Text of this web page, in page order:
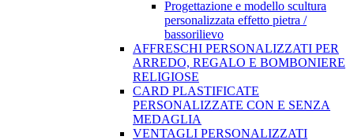
Progettazione e modello scultura
personalizzata effetto pietra /
bassorilievo
AFFRESCHI PERSONALIZZATI PER
ARREDO, REGALO E BOMBONIERE
RELIGIOSE
CARD PLASTIFICATE
PERSONALIZZATE CON E SENZA
MEDAGLIA
VENTAGLI PERSONALIZZATI